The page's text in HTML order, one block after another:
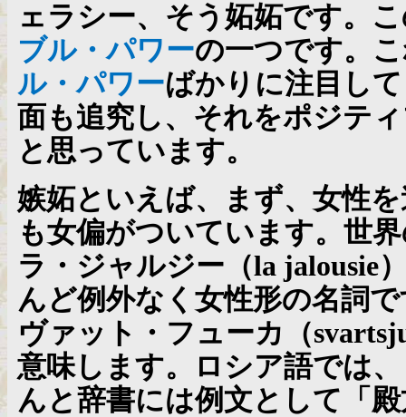
ェラシー、そう妬妬です。
ブル・パワーの一つです。
ル・パワーばかりに注目し
面も追究し、それをポジテ
と思っています。
嫉妬といえば、まず、女性
も女偏がついています。世
ラ・ジャルジー（la jalousie
んど例外なく女性形の名詞
ヴァット・フューカ（
意味します。ロシア語では
んと辞書には例文として「